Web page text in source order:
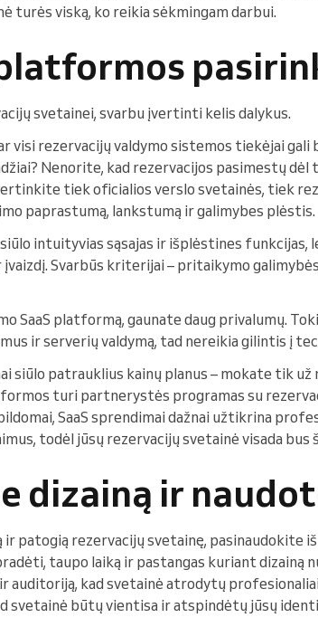
turės viską, ko reikia sėkmingam darbui.
svetainei, svarbu įvertinti kelis dalykus.
visi rezervacijų valdymo sistemos tiekėjai
Nenorite, kad rezervacijos pasimestų dėl
tiek oficialios verslo svetainės, tiek
paprastumą, lankstumą ir galimybes plėstis.
intuityvias sąsajas ir išplėstines funkcijas,
Svarbūs kriterijai – pritaikymo
SaaS platformą, gaunate daug privalumų.
ir serverių valdymą, tad nereikia gilintis į
siūlo patrauklius kainų planus – mokate tik už
turi partnerystės programas su
SaaS sprendimai dažnai užtikrina
todėl jūsų rezervacijų svetainė visada bus
dizainą ir
patogią rezervacijų svetainę, pasinaudokite
taupo laiką ir pastangas kuriant dizainą
auditoriją, kad svetainė atrodytų
svetainė būtų vientisa ir atspindėtų jūsų